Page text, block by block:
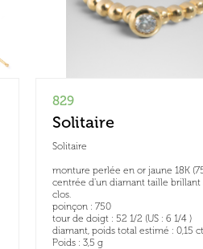
829
Solitaire
Solitaire
monture perlée en or jaune 18K
centrée d'un diamant taille brillant
clos.
poinçon : 750
tour de doigt : 52 1/2 (US : 6 1/4 )
diamant, poids total estimé : 0,15
Poids : 3,5 g